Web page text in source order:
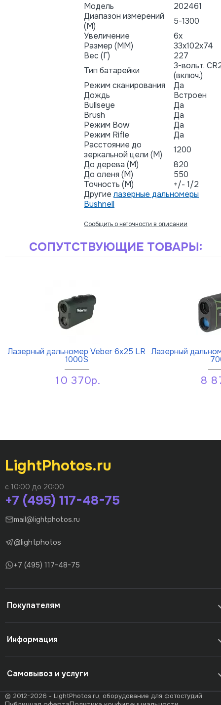
Модель
202461
Диапазон измерений
(М)
5-1300
Увеличение
6x
Размер (ММ)
33x102x74
Вес (Г)
227
Тип батарейки
3-вольт.
(включ.)
Режим сканирования
Да
Дождь
Встроен
Bullseye
Да
Brush
Да
Режим Bow
Да
Режим Rifle
Да
Расстояние до
зеркальной цели (М)
1200
До дерева (М)
820
До оленя (М)
550
Точность (М)
+/- 1/2
Другие лазерные дальномеры
Bushnell
Сообщить о неточности в описании
СОПУТСТВУЮЩИЕ ТОВАРЫ:
Лазерный дальномер Veber 6x25 LR
1000S
10 370р.
Лазерный
8
LightPhotos.ru
с 10:00 до 20:00
+7 (495) 117-48-75
mail@lightphotos.ru
@lightphotos
+7 (495) 117-48-75
Покупателям
Информация
Самовывоз и услуги
© 2012-2026 - LightPhotos.ru, оборудование для фотостудий